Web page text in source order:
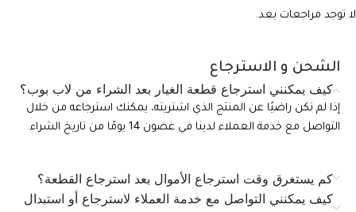
لا توجد مراجعات بعد.
الشحن و الاسترجاع
كيف يمكنني استرجاع قطعة الغيار بعد الشراء من لاب بوب؟
إذا لم تكن راضيًا عن المنتج الذي اشتريته، يمكنك استرجاعه من خلال
التواصل مع خدمة العملاء لدينا في غضون 14 يومًا من تاريخ الشراء.
كم يستغرق وقت استرجاع الأموال بعد استرجاع القطعة؟
كيف يمكنني التواصل مع خدمة العملاء لاسترجاع أو استبدال